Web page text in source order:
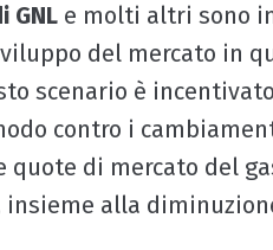
GNL e molti altri sono
del mercato in
scenario è
contro i
quote di mercato del
insieme alla